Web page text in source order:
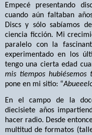
Empecé presentando
cuando aún faltaban
Discs y sólo sabíamos
ciencia ficción. Mi
paralelo con la
experimentado en los
tengo una cierta edad
mis tiempos hubiésemos
pone en mi sitio: “
En el campo de la
diecisiete años
hacer radio. Desde
multitud de formatos